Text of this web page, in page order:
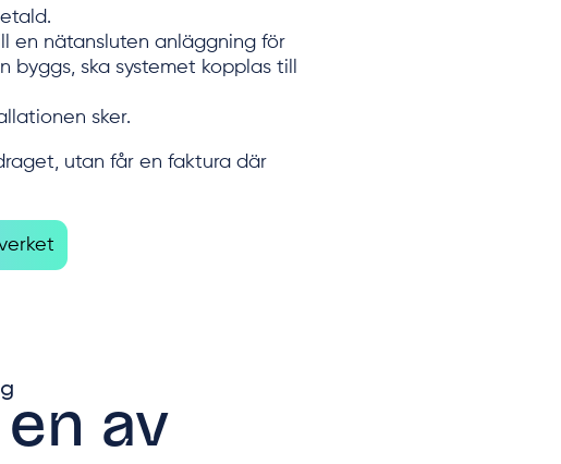
en nätansluten anläggning för
ska systemet kopplas till
sker.
utan får en faktura där
av